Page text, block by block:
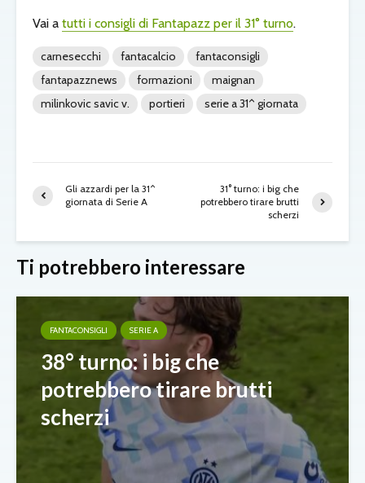
Vai a tutti i consigli di Fantapazz per il 31° turno.
carnesecchi fantacalcio
fantaconsigli
fantapazznews
formazioni
maignan
milinkovic savic v.
portieri serie a 31^ giornata
Gli azzardi per la 31^
giornata di Serie A
31° turno: i big che
potrebbero tirare brutti
scherzi
Ti potrebbero interessare
FANTACONSIGLI SERIE A
38° turno: i big che
potrebbero tirare brutti
scherzi